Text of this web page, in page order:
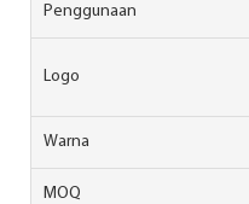
Penggunaan
Logo
Warna
MOQ